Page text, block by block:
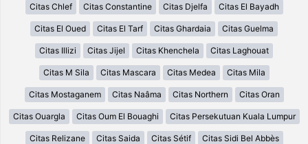
Citas Chlef Citas Constantine Citas Djelfa Citas El Bayadh
Citas El Oued Citas El Tarf Citas Ghardaia Citas Guelma
Citas Illizi Citas Jijel Citas Khenchela Citas Laghouat
Citas M Sila Citas Mascara Citas Medea Citas Mila
Citas Mostaganem Citas Naâma Citas Northern Citas Oran
Citas Ouargla Citas Oum El Bouaghi Citas Persekutuan Kuala Lumpur
Citas Relizane Citas Saida Citas Sétif Citas Sidi Bel Abbès